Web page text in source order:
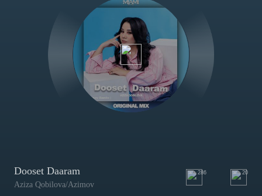
Dooset Daaram
Aziza Qobilova/Azimov
286 20